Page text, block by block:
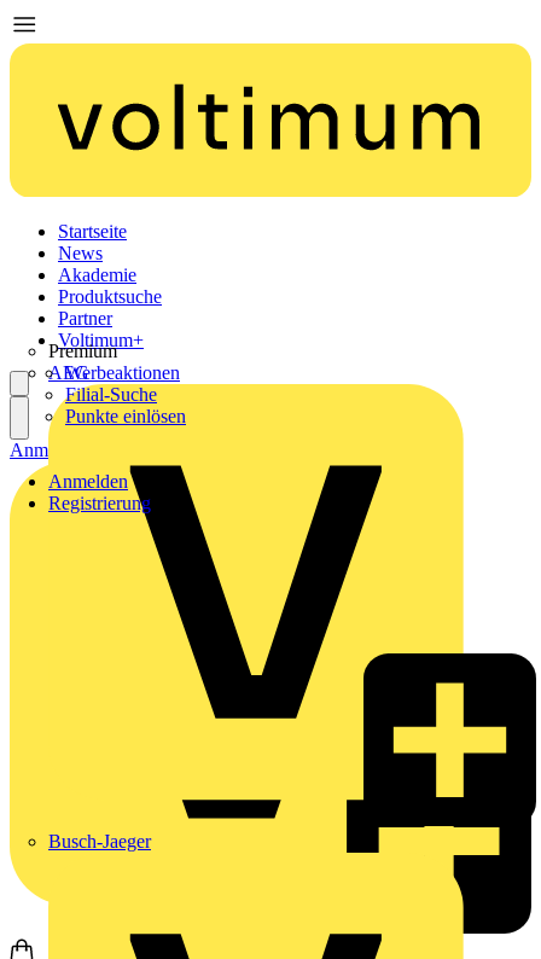
Startseite
News
Akademie
Produktsuche
Partner
Premium
AEG
Busch-Jaeger
Voltimum+
Werbeaktionen
Filial-Suche
Punkte einlösen
Anmelden
Registrierung
Anmelden